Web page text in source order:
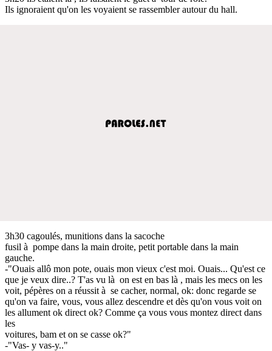
Ils ignoraient qu'on les voyaient se rassembler autour du hall.
3h30 cagoulés, munitions dans la sacoche
fusil à pompe dans la main droite, petit portable dans la main
gauche.
-"Ouais allô mon pote, ouais mon vieux c'est moi. Ouais... Qu'est ce
que je veux dire..? T'as vu là on est en bas là , mais les mecs on les
voit, pépères on a réussit à se cacher, normal, ok: donc regarde se
qu'on va faire, vous, vous allez descendre et dès qu'on vous voit on
les allument ok direct ok? Comme ça vous vous montez direct dans
les
voitures, bam et on se casse ok?"
-"Vas- y vas-y.."